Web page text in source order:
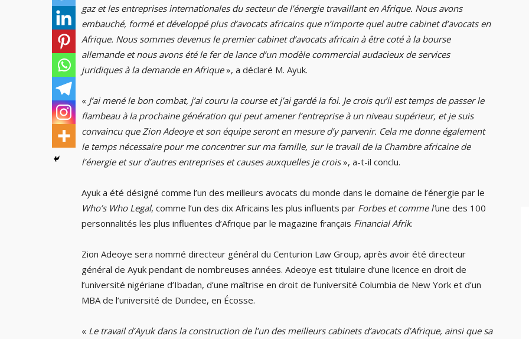
gaz et les entreprises internationales du secteur de l’énergie travaillant en Afrique. Nous avons
embauché, formé et développé plus d’avocats africains que n’importe quel autre cabinet d’avocats en
Afrique. Nous sommes devenus le premier cabinet d’avocats africain à être coté à la bourse
allemande et nous avons été le fer de lance d’un modèle commercial audacieux de services
juridiques à la demande en Afrique», a déclaré M. Ayuk.
« J’ai mené le bon combat, j’ai couru la course et j’ai gardé la foi. Je crois qu’il est temps de passer le
flambeau à la prochaine génération qui peut amener l’entreprise à un niveau supérieur, et je suis
convaincu que Zion Adeoye et son équipe seront en mesure d’y parvenir. Cela me donne également
le temps nécessaire pour me concentrer sur ma famille, sur le travail de la Chambre africaine de
l’énergie et sur d’autres entreprises et causes auxquelles je crois», a-t-il conclu.
Ayuk a été désigné comme l’un des meilleurs avocats du monde dans le domaine de l’énergie par le
Who’s Who Legal, comme l’un des dix Africains les plus influents par Forbes et comme l’une des 100
personnalités les plus influentes d’Afrique par le magazine français Financial Afrik.
Zion Adeoye sera nommé directeur général du Centurion Law Group, après avoir été directeur
général de Ayuk pendant de nombreuses années. Adeoye est titulaire d’une licence en droit de
l’université nigériane d’Ibadan, d’une maîtrise en droit de l’université Columbia de New York et d’un
MBA de l’université de Dundee, en Écosse.
« Le travail d’Ayuk dans la construction de l’un des meilleurs cabinets d’avocats d’Afrique, ainsi que sa